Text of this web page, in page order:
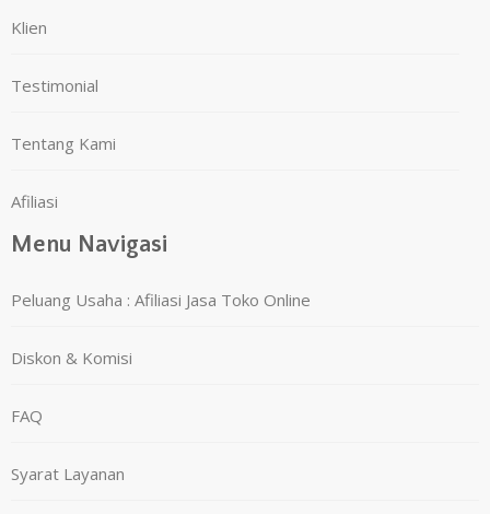
Klien
Testimonial
Tentang Kami
Afiliasi
Menu Navigasi
Peluang Usaha : Afiliasi Jasa Toko Online
Diskon & Komisi
FAQ
Syarat Layanan